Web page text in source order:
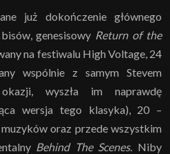
już dokończenie głównego
genesisowy Return of the
na festiwalu High Voltage, 24
wspólnie z samym Stevem
wyszła im naprawdę
wersja tego klasyka), 20 –
oraz przede wszystkim
Behind The Scenes. Niby